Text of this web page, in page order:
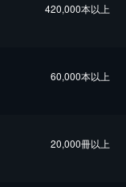
420,000本以上
60,000本以上
20,000冊以上